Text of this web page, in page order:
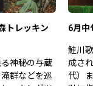
トレッキン
神秘の与蔵
群などを巡
6月中
鮭川
成さ
代）